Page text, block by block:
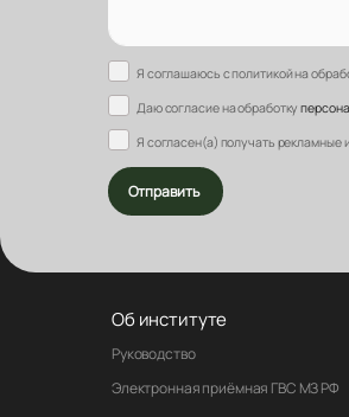
Я соглашаюсь с политикой на
Даю согласие на обработку
Я согласен(а) получать
Отправить
Об институте
Руководство
Электронная приёмная ГВС МЗ РФ